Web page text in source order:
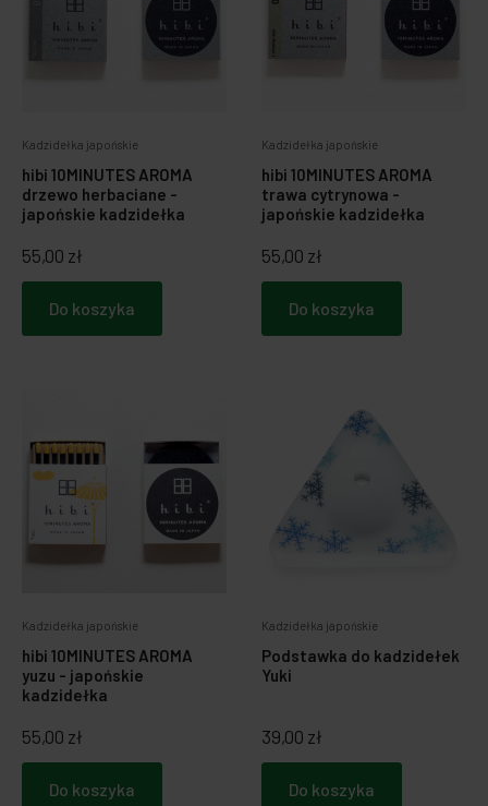
Kadzidełka japońskie
hibi 10MINUTES AROMA
drzewo herbaciane -
japońskie kadzidełka
55,00 zł
Do koszyka
Kadzidełka japońskie
hibi 10MINUTES AROMA
trawa cytrynowa -
japońskie kadzidełka
55,00 zł
Do koszyka
Kadzidełka japońskie
hibi 10MINUTES AROMA
yuzu - japońskie
kadzidełka
55,00 zł
Do koszyka
Kadzidełka japońskie
Podstawka do kadzidełek
Yuki
39,00 zł
Do koszyka